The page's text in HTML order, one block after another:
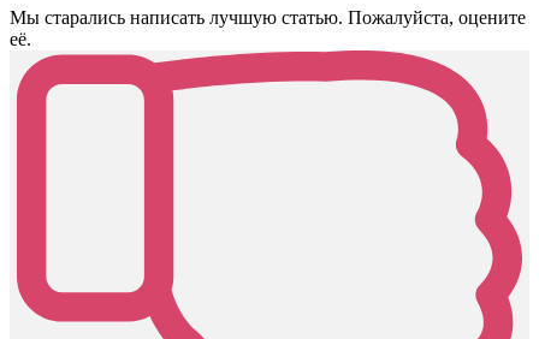
Мы старались написать лучшую статью. Пожалуйста, оцените
её.